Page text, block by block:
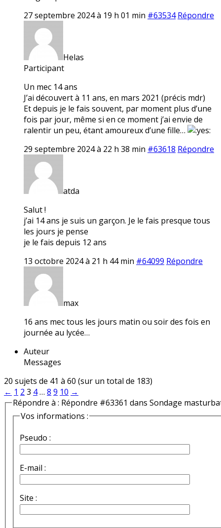
27 septembre 2024 à 19 h 01 min #63534 Répondre
Helas
Participant
Un mec 14 ans
J’ai découvert à 11 ans, en mars 2021 (précis mdr)
Et depuis je le fais souvent, par moment plus d’une
fois par jour, même si en ce moment j’ai envie de
ralentir un peu, étant amoureux d’une fille…
29 septembre 2024 à 22 h 38 min #63618 Répondre
atda
Salut !
j’ai 14 ans je suis un garçon. Je le fais presque tous
les jours je pense
je le fais depuis 12 ans
13 octobre 2024 à 21 h 44 min #64099 Répondre
max
16 ans mec tous les jours matin ou soir des fois en
journée au lycée…
Auteur
Messages
20 sujets de 41 à 60 (sur un total de 183)
← 1 2 3 4… 8 9 10 →
Répondre à : Répondre #63361 dans Sondage
Vos informations :
Pseudo :
E-mail :
Site :